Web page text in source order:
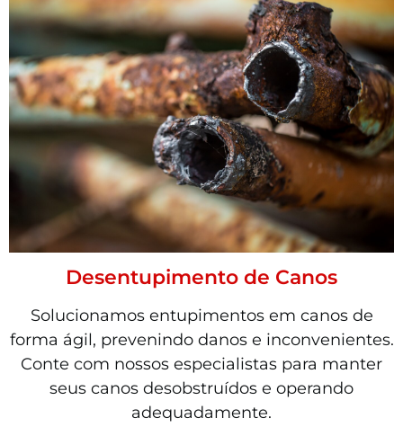
Desentupimento de Canos
Solucionamos entupimentos em canos de
forma ágil, prevenindo danos e inconvenientes.
Conte com nossos especialistas para manter
seus canos desobstruídos e operando
adequadamente.